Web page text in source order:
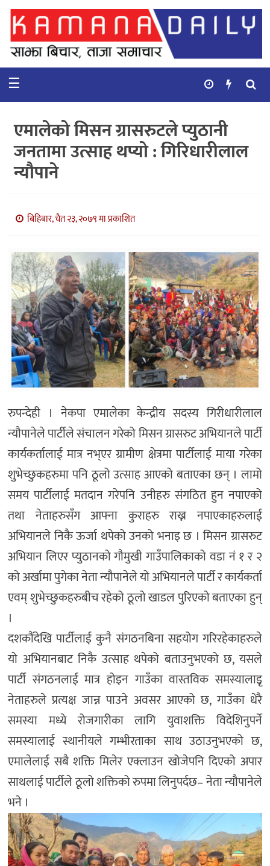
गृहपृष्ठ
समाचार
कुटनिती
कुराकानी
अर्थ
भिडियो
सिफारिस
☰
एमालेको मिसन ग्रासरुटले प्युठानी
जनतामा उत्साह थप्यो : गिरिधारीलाल
न्यौपाने
बिहिबार, चैत २३, २०७९ मा प्रकाशित
रुपन्देही । नेकपा एमालेका केन्द्रीय सदस्य गिरीधारीलाल
न्यौपानेले पार्टीले संचालन गरेको मिसन ग्रासरुट अभियानले पार्टी
कार्यकर्तालाई मात्र नभ्एर ग्रामीण क्षेत्रमा पार्टीलाई माया गरेका
शुभेच्छुकहरुमा पनि ठूलो उत्साह आएको बताएका छन् । लामो
समय पार्टीलाई मतदान गरेपनि उनीहरु संगठित हुन नपाएको
तथा नेताहरुसँग आफ्ना कुराहरु राख्न नपाएकाहरुलाई
अभियानले निकै ऊर्जा थपेको उनको भनाइ छ । मिसन ग्रासरुट
अभियान लिएर प्युठानको गौमुखी गाउँपालिकाको वडा नं १ र २
को अर्खामा पुगेका नेता न्यौपानेले यो अभियानले पार्टी र कार्यकर्ता
एवम् शुभेच्छुकहरुबीच रहेको ठूलो खाडल पुरिएको बताएका हुन्
।
दशकौंदेखि पार्टीलाई कुनै संगठनबिना सहयोग गरिरहेकाहरुले
यो अभियानबाट निकै उत्साह थपेको बताउनुभएको छ, यसले
पार्टी संगठनलाई मात्र होइन गाउँका वास्तविक समस्यालाइृ
नेताहरुले प्रत्यक्ष जान्न पाउने अवसर आएको छ, गाउँका धेरै
समस्या मध्ये रोजगारीका लागि युवाशक्ति विदेशिनुपर्ने
समस्यालाई स्थानीयले गम्भीरताका साथ उठाउनुभएको छ,
एमालेलाई सबै शक्ति मिलेर एक्लाउन खोजेपनि दिएको अपार
साथलाई पार्टीले ठूलो शक्तिको रुपमा लिनुपर्दछ– नेता न्यौपानेले
भने ।